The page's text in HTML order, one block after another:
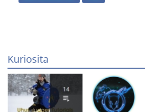
Kuriosita